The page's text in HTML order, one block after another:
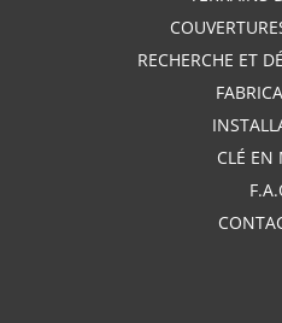
RECHERCHE ET
CLÉ EN